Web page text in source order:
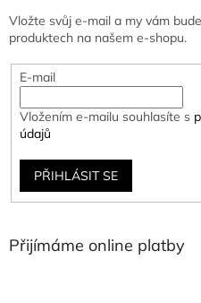
Vložte svůj e-mail a my vám
produktech na našem e-shopu.
E-mail
Vložením e-mailu souhlasíte s
údajů
PŘIHLÁSIT SE
Přijímáme online platby